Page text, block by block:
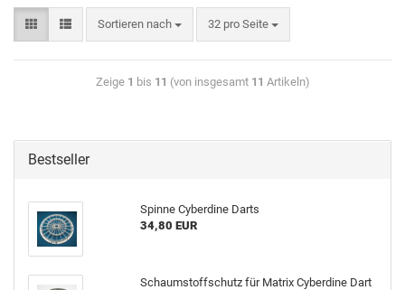
Sortieren nach 32 pro Seite
Zeige 1 bis 11 (von insgesamt 11 Artikeln)
Bestseller
Spin­ne Cy­ber­di­ne Darts
34,80 EUR
Schaum­stoff­schutz für Ma­trix Cy­ber­di­ne Dart